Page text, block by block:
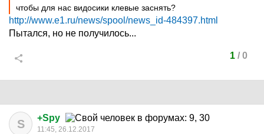
чтобы для нас видосики клевые заснять?
http://www.e1.ru/news/spool/news_id-484397.html
Пытался, но не получилось...
1/ 0
S +Spy
11:45, 26.12.2017